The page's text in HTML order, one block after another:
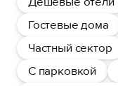
Гостевые дома
Частный сектор
С парковкой